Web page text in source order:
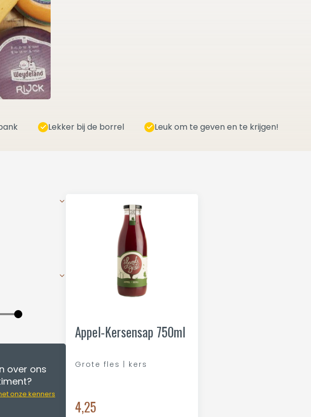
Lekker bij de borrel Leuk om te geven en te krijgen!
Appel-Kersensap 750ml
Grote fles | kers
4,25
over ons
onze kenners